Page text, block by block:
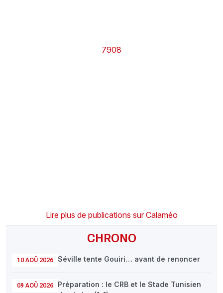
CHRONO
10 AOÛ 2026 Séville tente Gouiri… avant de renoncer
09 AOÛ 2026
Préparation : le CRB et le Stade Tunisien
7908
Lire plus de publications sur Calaméo